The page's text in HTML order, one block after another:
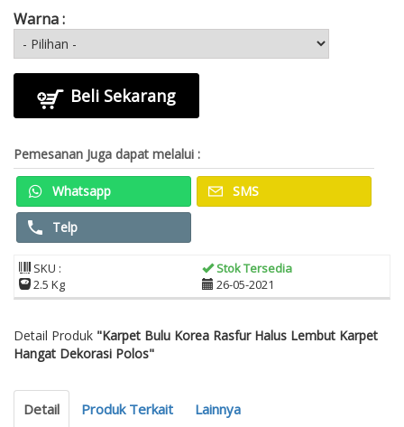
Warna :
Beli Sekarang
Pemesanan Juga dapat melalui :
Whatsapp SMS
Telp
SKU :
Stok Tersedia
2.5 Kg
26-05-2021
Detail Produk "Karpet Bulu Korea Rasfur Halus Lembut Karpet
Hangat Dekorasi Polos"
Detail Produk Terkait Lainnya